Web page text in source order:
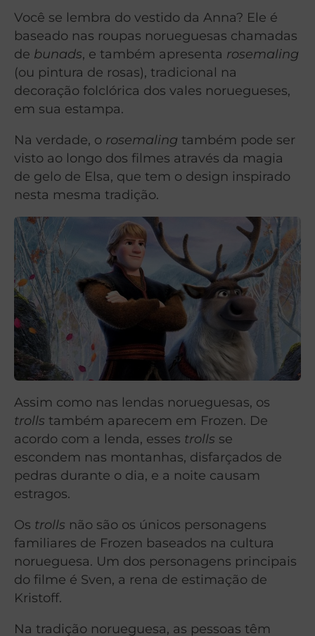
Você se lembra do vestido da Anna? Ele é
baseado nas roupas norueguesas chamadas
de bunads, e também apresenta rosemaling
(ou pintura de rosas), tradicional na
decoração folclórica dos vales noruegueses,
em sua estampa.
Na verdade, o rosemaling também pode ser
visto ao longo dos filmes através da magia
de gelo de Elsa, que tem o design inspirado
nesta mesma tradição.
Assim como nas lendas norueguesas, os
trolls também aparecem em Frozen. De
acordo com a lenda, esses trolls se
escondem nas montanhas, disfarçados de
pedras durante o dia, e a noite causam
estragos.
Os trolls não são os únicos personagens
familiares de Frozen baseados na cultura
norueguesa. Um dos personagens principais
do filme é Sven, a rena de estimação de
Kristoff.
Na tradição norueguesa, as pessoas têm